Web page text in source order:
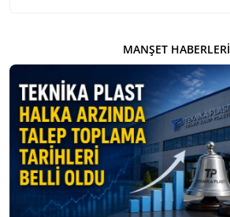
MANŞET HABERLERI